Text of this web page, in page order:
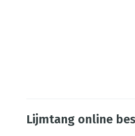
Lijmtang online